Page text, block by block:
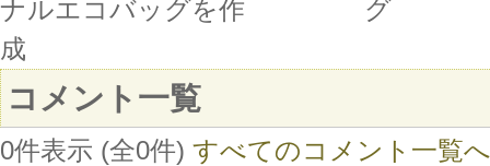
ナルエコバッグを作
成
グ
コメント一覧
0件表示 (全0件) すべてのコメント一覧へ